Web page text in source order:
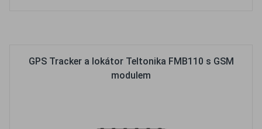
GPS Tracker a lokátor Teltonika FMB110 s GSM
modulem